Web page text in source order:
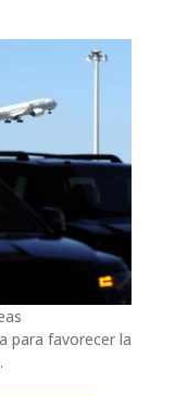
para favorecer la